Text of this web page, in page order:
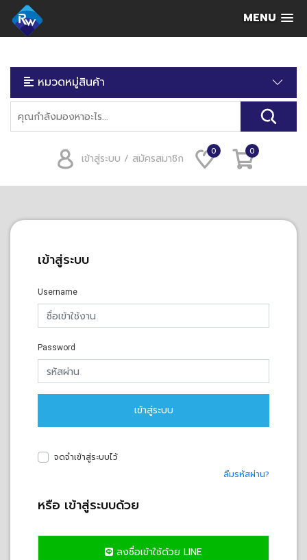
MENU
หมวดหมู่สินค้า
เข้าสู่ระบบ / สมัครสมาชิก
0 0
เข้าสู่ระบบ
Username
Password
เข้าสู่ระบบ
จดจำเข้าสู่ระบบไว้
ลืมรหัสผ่าน?
หรือ เข้าสู่ระบบด้วย
ลงชื่อเข้าใช้ด้วย LINE